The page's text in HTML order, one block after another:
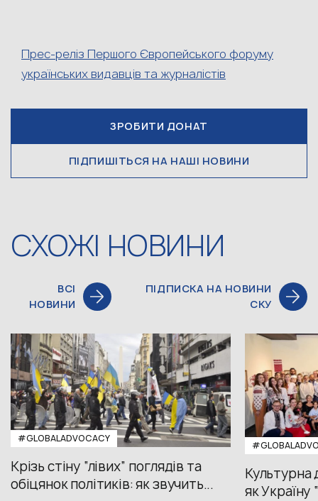
Прес-реліз Першого Європейського форуму
українських видавців та журналістів
ЗРОБИТИ ДОНАТ
ПІДПИШІТЬСЯ НА НАШІ НОВИНИ
СХОЖІ НОВИНИ
ВСІ
НОВИНИ
ПІДПИСКА НА НОВИНИ
СКУ
#GLOBALADVOCACY
Крізь стіну “лівих” поглядів та
обіцянок політиків: як звучить...
Культурна
як